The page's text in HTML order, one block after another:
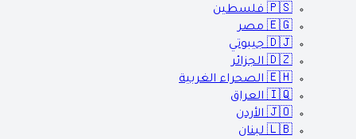
🇵🇸 فلسطين
🇪🇬 مصر
🇩🇯 جيبوتي
🇩🇿 الجزائر
🇪🇭 الصحراء الغربية
🇮🇶 العراق
🇯🇴 الأردن
🇱🇧 لبنان